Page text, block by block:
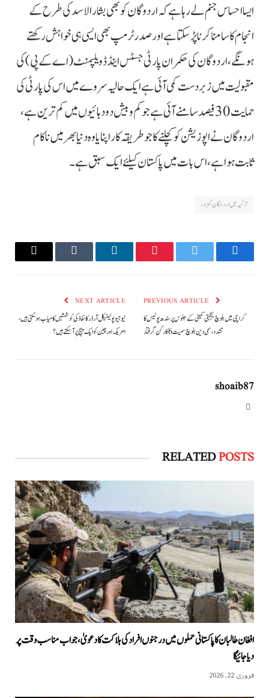
ایسا احساس جنم لے رہا ہے کہ اردوگان کو بھی بشار الاسد کی طرح کے
انجام کا سامنا کرنا پڑ سکتا ہے اور صدر ٹرمپ بھی ایسی ہی خواہش رکھتے
ہونگے، اردوگان کی حکمران پارٹی جسٹس اینڈ ڈویلپمنٹ (اے کے پی) کی
مقبولیت میں زبردست کمی آئی ہے ایک حالیہ سروے میں اس کی پارٹی کی
حمایت 30 فیصد سامنے آئی ہے جو کم وبیش دو دہائیوں میں کم ترین ہے،
اردوگان نے اپوزیشن کو کچلنے کا جو طریقہ کار اپنایا وہ دنیا بھر میں ناکام
ثابت ہوا ہے، اس بات میں پاکستان کیلئے ایک سبق ہے۔
ترکیہ میں اردوگان کمزور
Facebook
Twitter
Pinterest
LinkedIn
Tumblr
Email
کراچی میں بلوچ یکجہتی کمیٹی کے جلوس پر سندھ پولیس کا
تشدد، سمی دین بلوچ سمیت 6 کارکن گرفتار
NEXT ARTICLE
نیو جیو پولیٹیکل آرڈر کا نفاذ کی کوششیں کامیاب ہوسکتی ہیں،
امریکہ اور چین کو ایک پیج پر آسکتے ہیں؟
shoaib87
RELATEDPOSTS
افغان طالبان کا پاکستانی حملوں میں درجنوں افراد کی ہلاکت کا دعویٰ، جواب مناسب وقت پر
دیا جائیگا
فروری 22, 2026